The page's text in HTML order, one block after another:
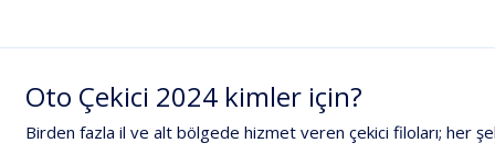
Oto Çekici 2024 kimler için?
Birden fazla il ve alt bölgede hizmet veren çekici filoları; her